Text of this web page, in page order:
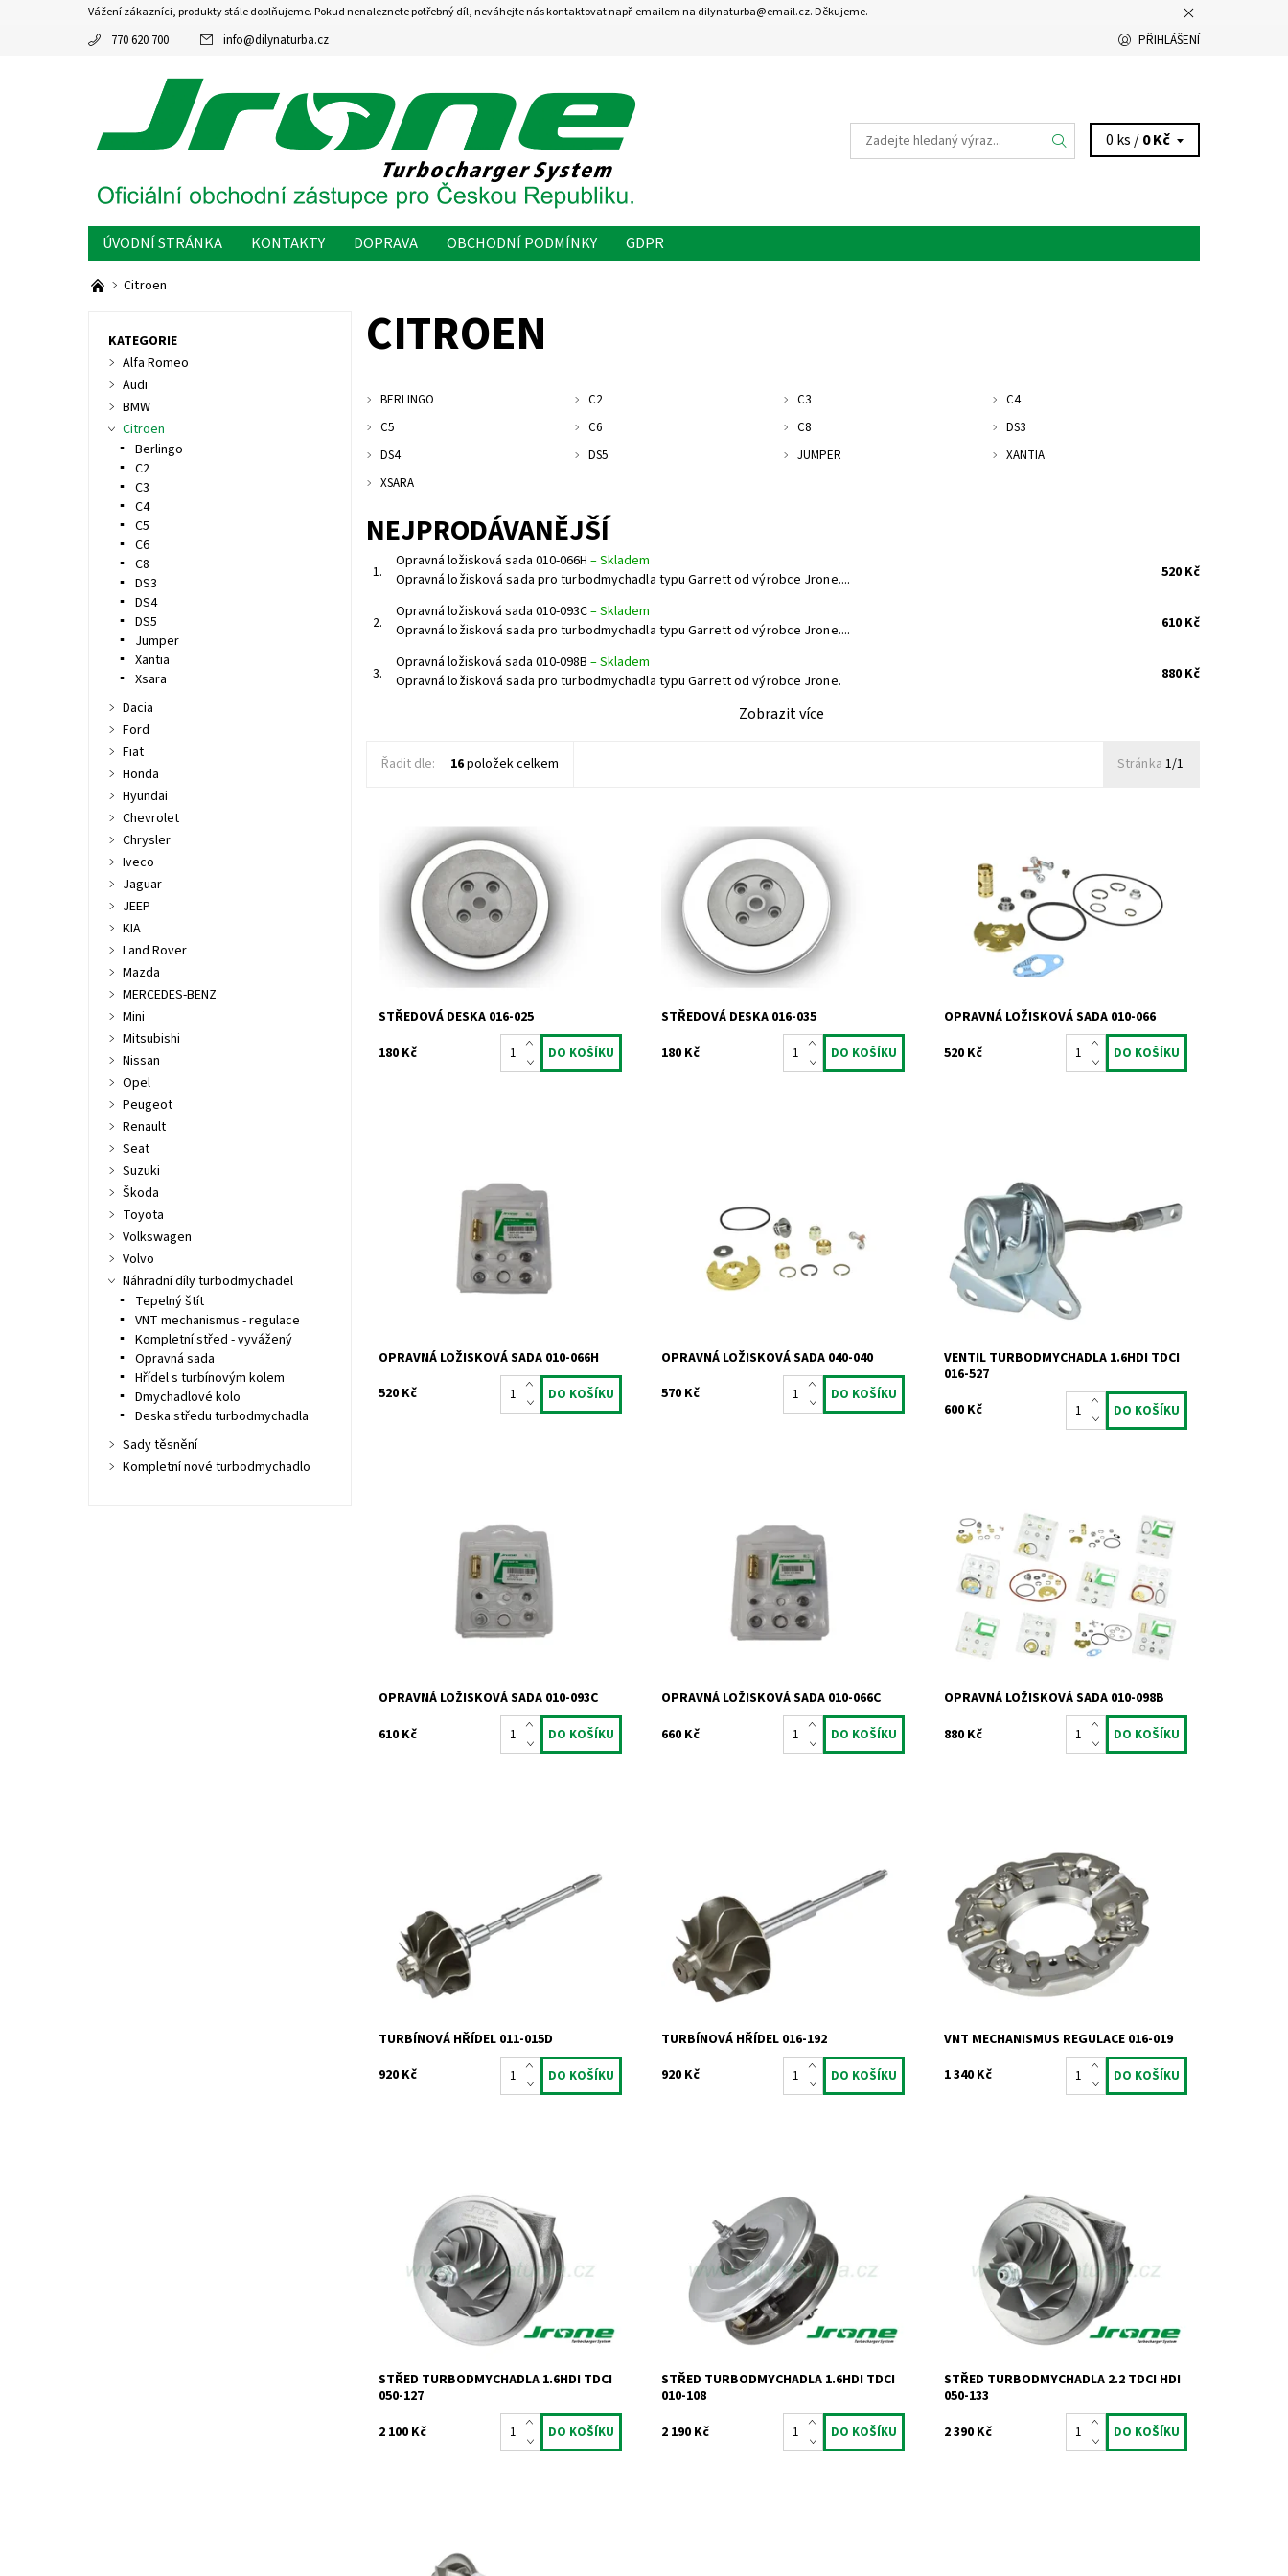
Vážení zákazníci, produkty stále doplňujeme. Pokud nenaleznete potřebný díl, neváhejte nás kontaktovat např. emailem na dilynaturba@email.cz. Děkujeme.
770 620 700 info@dilynaturba.cz PŘIHLÁŠENÍ
0 ks /0 Kč
ÚVODNÍ STRÁNKA KONTAKTY DOPRAVA OBCHODNÍ PODMÍNKY GDPR
Citroen
CITROEN
BERLINGO C2 C3
C4
C5
C6 C8
DS3
DS4
DS5 JUMPER
XANTIA
XSARA
NEJPRODÁVANĚJŠÍ
1.
Opravná ložisková sada 010-066H –Skladem
Opravná ložisková sada pro turbodmychadla typu Garrett od výrobce Jrone....
520 Kč
2.
Opravná ložisková sada 010-093C–Skladem
Opravná ložisková sada pro turbodmychadla typu Garrett od výrobce Jrone....
610 Kč
3.
Opravná ložisková sada 010-098B –Skladem
Opravná ložisková sada pro turbodmychadla typu Garrett od výrobce Jrone.
880 Kč
Zobrazit více
Řadit dle: 16položek celkem Stránka 1/1
Deska středu turbodmychadla pro
turbodmychadla Garrett 1.9dCi 2.2dCi
2.0TDCi 2.2TDCi.
Dostupnost:
Skladem
867
Značka:
Jrone
Záruka:
2 roky
STŘEDOVÁ DESKA 016-025
180 Kč
Deska středu turbodmychadla pro
turbodmychadla Garrett 1.6HDi 1.6TDCi s
DPF.
Dostupnost:
Skladem
Kód:
866
Značka:
Jrone
Záruka:
STŘEDOVÁ DESKA 016-035
180 Kč
turbodmychadla typu Garrett od výrobce
Jrone.
Dostupnost:
Skladem
741
Značka:
Jrone
Záruka:
2 roky
OPRAVNÁ LOŽISKOVÁ SADA 010-066
520 Kč
Opravná ložisková sada pro
turbodmychadla typu Garrett od výrobce
Skladem
948
Jrone
2 roky
OPRAVNÁ LOŽISKOVÁ SADA 010-066H
520 Kč
turbodmychadla typu KKK od výrobce
Dostupnost:
Skladem
759
Jrone
OPRAVNÁ LOŽISKOVÁ SADA 040-040
570 Kč
Actuator - ventil turbodmychadla
Mitsubishi pro vozy 1.6HDi TDCi 66kW bez
DPF.
Dostupnost:
Skladem
Kód:
810
Značka:
Jrone
Záruka:
2 roky
VENTIL TURBODMYCHADLA 1.6HDI TDCI
016-527
600 Kč
Opravná ložisková sada pro
turbodmychadla typu Garrett od výrobce
Skladem
945
OPRAVNÁ LOŽISKOVÁ SADA 010-093C
610 Kč
Opravná ložisková sada pro
turbodmychadla typu Garrett od výrobce
Skladem
927
Jrone
2 roky
OPRAVNÁ LOŽISKOVÁ SADA 010-066C
660 Kč
Opravná ložisková sada pro
turbodmychadla typu Garrett od výrobce
Jrone.
Dostupnost:
Skladem
936
OPRAVNÁ LOŽISKOVÁ SADA 010-098B
880 Kč
turbodmychadla Garrett 1.6TDCi 1.6HDi
Dostupnost:
Skladem
Kód:
836
Značka:
Jrone
Záruka:
2 roky
TURBÍNOVÁ HŘÍDEL 011-015D
920 Kč
turbodmychadla Garrett 2.0TDi 2.2TDCi
Dostupnost:
Skladem
Kód:
833
Značka:
Jrone
Záruka:
2 roky
TURBÍNOVÁ HŘÍDEL 016-192
920 Kč
VNT mechanismus regulace pro motory
1.6 HDi TDCi CRDi a 1.5CRDi.
Dostupnost:
Skladem
Kód:
Značka:
Jrone
Záruka:
2 roky
VNT MECHANISMUS REGULACE 016-019
1 340 Kč
Kompletní vyvážený střed
turbodmychadla typu Mitsubishi pro 1.6
HDi TDCi D 66kW 80kW bez DPF.
Dostupnost:
Skladem
732
Značka:
Jrone
2 roky
STŘED TURBODMYCHADLA 1.6HDI TDCI
050-127
2 100 Kč
Kompletní vyvážený střed
turbodmychadla typu Garrett pro 1.6 HDi
TDCi DI 66kW 80kW s DPF.
Dostupnost:
Skladem
711
Značka:
Jrone
Záruka:
2 roky
STŘED TURBODMYCHADLA 1.6HDI TDCI
010-108
2 190 Kč
Kompletní vyvážený střed
turbodmychadla typu Mitsubishi pro 2.2 a
2.4 TDCi HDi.
Dostupnost:
Skladem
735
Značka:
Jrone
2 roky
STŘED TURBODMYCHADLA 2.2 TDCI HDI
050-133
2 390 Kč
VNT mechanismus regulace pro motory
KATEGORIE
Alfa Romeo
Audi
BMW
Citroen
Berlingo
C2
C3
C4
C5
C6
C8
DS3
DS4
DS5
Jumper
Xantia
Xsara
Dacia
Ford
Fiat
Honda
Hyundai
Chevrolet
Chrysler
Iveco
Jaguar
JEEP
KIA
Land Rover
Mazda
MERCEDES-BENZ
Mini
Mitsubishi
Nissan
Opel
Peugeot
Renault
Seat
Suzuki
Škoda
Toyota
Volkswagen
Volvo
Náhradní díly turbodmychadel
Tepelný štít
VNT mechanismus - regulace
Kompletní střed - vyvážený
Opravná sada
Hřídel s turbínovým kolem
Dmychadlové kolo
Deska středu turbodmychadla
Sady těsnění
Kompletní nové turbodmychadlo